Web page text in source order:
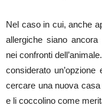
Nel caso in cui, anche
allergiche siano
nei confronti
considerato
cercare una nuova
e li coccolino come